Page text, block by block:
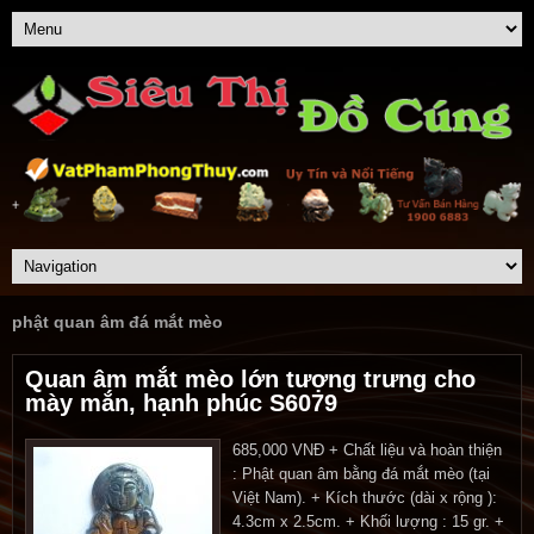
phật quan âm đá mắt mèo
Quan âm mắt mèo lớn tượng trưng cho
mày mắn, hạnh phúc S6079
685,000 VNĐ + Chất liệu và hoàn thiện
: Phật quan âm bằng đá mắt mèo (tại
Việt Nam). + Kích thước (dài x rộng ):
4.3cm x 2.5cm. + Khối lượng : 15 gr. +